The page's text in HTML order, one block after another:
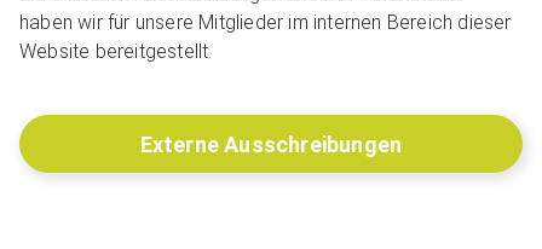
haben wir für unsere Mitglieder im internen Bereich dieser
Website bereitgestellt.
Externe Ausschreibungen